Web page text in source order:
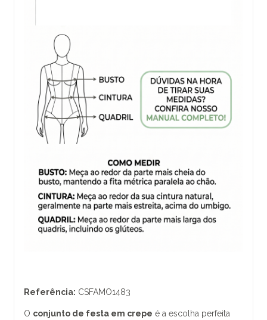
Referência: CSFAMO1483
O conjunto de festa em crepe é a escolha perfeita